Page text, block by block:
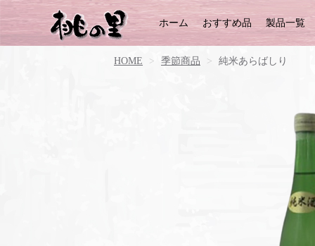
ホーム おすすめ品 製品一覧
HOME 季節商品 純米あらばしり